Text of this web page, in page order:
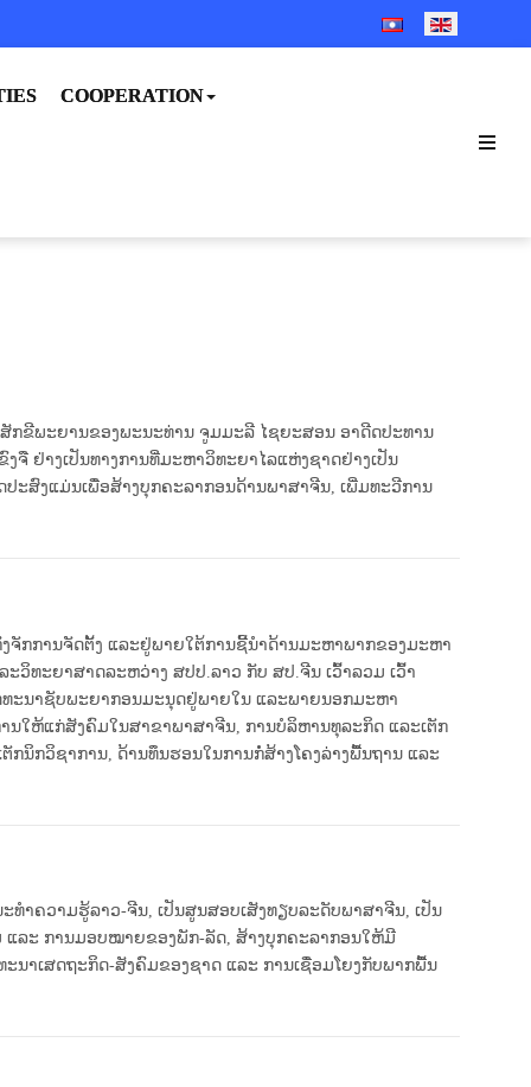
SELECT YOUR
COOPERATION
ສັກຂີພະຍານຂອງພະນະທ່ານ ຈູມມະລີ ໄຊຍະສອນ ອາດີດປະທານ
ຈື ຢ່າງເປັນທາງການທີ່ມະຫາວິທະຍາ​ໄລ​ແຫ່ງ​ຊາດຢ່າງເປັນ
ະສົງແມ່ນ​ເພື່ອສ້າງບຸກຄະລາກອນດ້ານພາສາຈີນ, ເພີ່ມທະວີການ
ກການຈັດຕັ້ງ ແລະຢູ່ພາຍໃຕ້ການຊີ້ນໍາດ້ານມະຫາ​ພາກຂອງມະຫາ
ວິທະຍາສາດລະຫວ່າງ ສປປ​.ລາວ ​​​​ກັບ ສປ.ຈີນ ເວົ້າລວມ ເວົ້າ
ະນາຊັບພະຍາກອນມະນຸດຢູ່ພາຍໃນ ແລະພາຍນອກມະຫາ
ນໃຫ້ແກ່ສັງຄົມໃນສາຂາພາສາຈີນ, ການບໍລິຫານທຸລະກິດ ແລະເຕັກ
ນິກວິຊາການ, ດ້ານ​ທຶນຮອນໃນການກໍ່ສ້າງໂຄງລ່າງພື້ນຖານ ແລະ
ຄວາມຮູ້​ລາວ-ຈີນ, ເປັນສູນສອບເສັງທຽບລະດັບພາສາຈີນ, ເປັນ
ລະ ການມອບໝາຍຂອງພັກ-ລັດ, ສ້າງບຸກຄະລາກອນໃຫ້ມີ
າເສດຖະກິດ-ສັງຄົມຂອງຊາດ ແລະ ການເຊື່ອມໂຍງກັບພາກພື້ນ